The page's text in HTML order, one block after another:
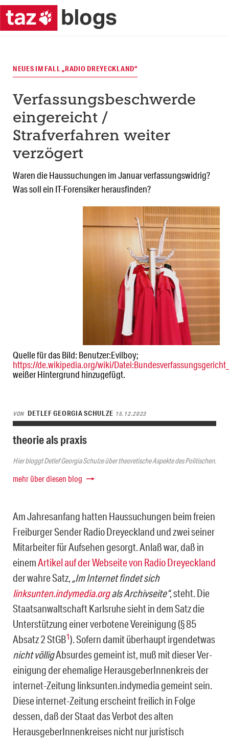
Quelle für das Bild: Benutzer:Evilboy;
https://de.wikipedia.org/wiki/
weißer Hintergrund hinzugefügt.
NEUES IM FALL „RADIO DREYECKLAND“
Verfassungsbeschwerde
eingereicht /
Strafverfahren weiter
verzögert
Waren die Haussuchungen im Januar verfassungswidrig?
Was soll ein IT-Forensiker herausfinden?
VON DETLEF GEORGIA SCHULZE 15.12.2023
theorie als praxis
Hier bloggt Detlef Georgia Schulze über theoretische Aspekte des Politischen.
mehr über diesen blog
Am Jahresanfang hatten Haussuchungen beim freien
Freiburger Sender Radio Dreyeckland und zwei seiner
Mitarbeiter für Aufsehen gesorgt. Anlaß war, daß in
einemArtikel auf der Webseite von Radio Dreyeckland
der wahre Satz, „Im Internet findet sich
linksunten.indymedia.orgals Archivseite“, steht. Die
Staatsanwaltschaft Karlsruhe sieht in dem Satz die
Unterstützung einer verbotene Vereinigung (§ 85
Absatz 2 StGB1). So­fern damit überhaupt irgendetwas
nicht völligAbsurdes gemeint ist, muß mit dieser Ver­
einigung der ehemalige HerausgeberInnenkreis der
internet-Zeitung linksunten.indyme­dia gemeint sein.
Diese internet-Zeitung erscheint freilich in Folge
dessen, daß der Staat das Verbot des alten
HerausgeberInnenkreises nicht nur juristisch